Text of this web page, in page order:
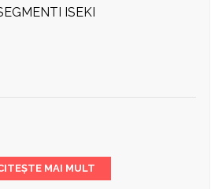
ISEKI
MAI MULT